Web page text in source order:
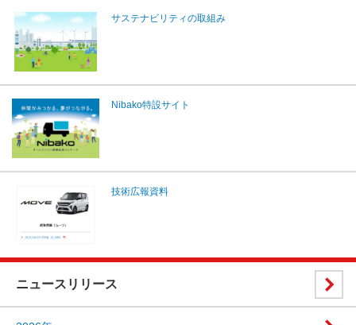
サステナビリティの取組み
Nibako特設サイト
技術広報資料
ニュースリリース